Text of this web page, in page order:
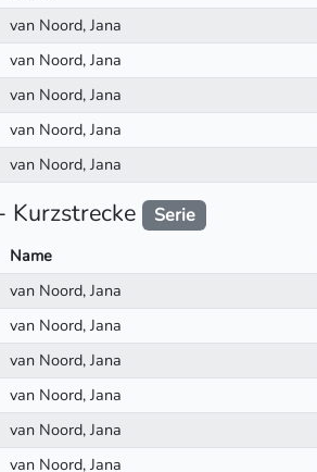
van Noord, Jana
van Noord, Jana
van Noord, Jana
van Noord, Jana
van Noord, Jana
Kurzstrecke Serie
Name
van Noord, Jana
van Noord, Jana
van Noord, Jana
van Noord, Jana
van Noord, Jana
van Noord, Jana